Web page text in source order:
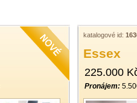
katalogové id:
Essex
225.000
Pronájem: